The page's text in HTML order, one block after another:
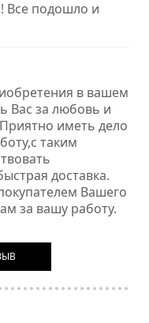
Все подошло и
в вашем
Вас за любовь и
иметь дело
таким
доставка.
Вашего
за вашу работу.